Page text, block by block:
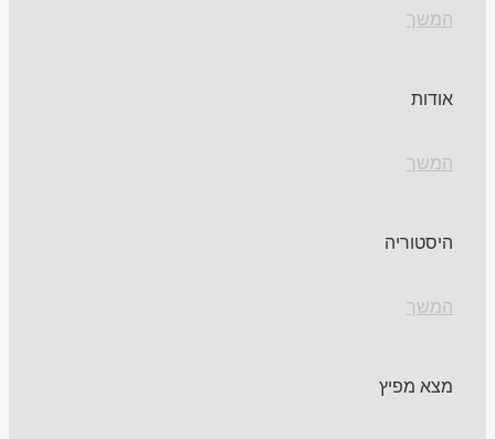
המשך
אודות
המשך
היסטוריה
המשך
מצא מפיץ